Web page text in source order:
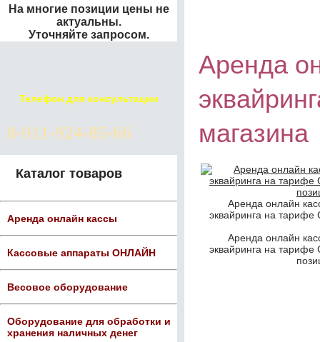
На многие позиции цены не
актуальны.
Уточняйте запросом.
Телефон для консультации
8-911-924-85-66
Каталог товаров
Аренда онлайн кассы
Кассовые аппараты ОНЛАЙН
Весовое оборудование
Оборудование для обработки и
хранения наличных денег
Аренда
магазина
Аренда онлайн
эквайринга на
Аренда онлайн
эквайринга на